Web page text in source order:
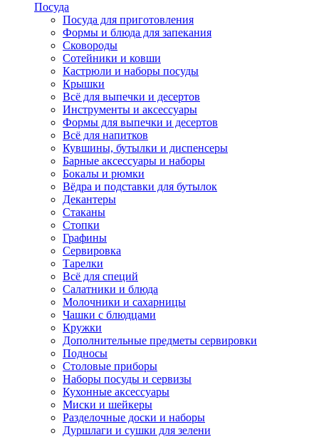
Посуда
Посуда для приготовления
Формы и блюда для запекания
Сковороды
Сотейники и ковши
Кастрюли и наборы посуды
Крышки
Всё для выпечки и десертов
Инструменты и аксессуары
Формы для выпечки и десертов
Всё для напитков
Кувшины, бутылки и диспенсеры
Барные аксессуары и наборы
Бокалы и рюмки
Вёдра и подставки для бутылок
Декантеры
Стаканы
Стопки
Графины
Сервировка
Тарелки
Всё для специй
Салатники и блюда
Молочники и сахарницы
Чашки с блюдцами
Кружки
Дополнительные предметы сервировки
Подносы
Столовые приборы
Наборы посуды и сервизы
Кухонные аксессуары
Миски и шейкеры
Разделочные доски и наборы
Дуршлаги и сушки для зелени